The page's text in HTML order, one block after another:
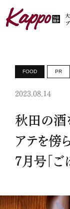
FOOD PR
2023.08.14
秋田の酒
アテを傍
7月号「ご